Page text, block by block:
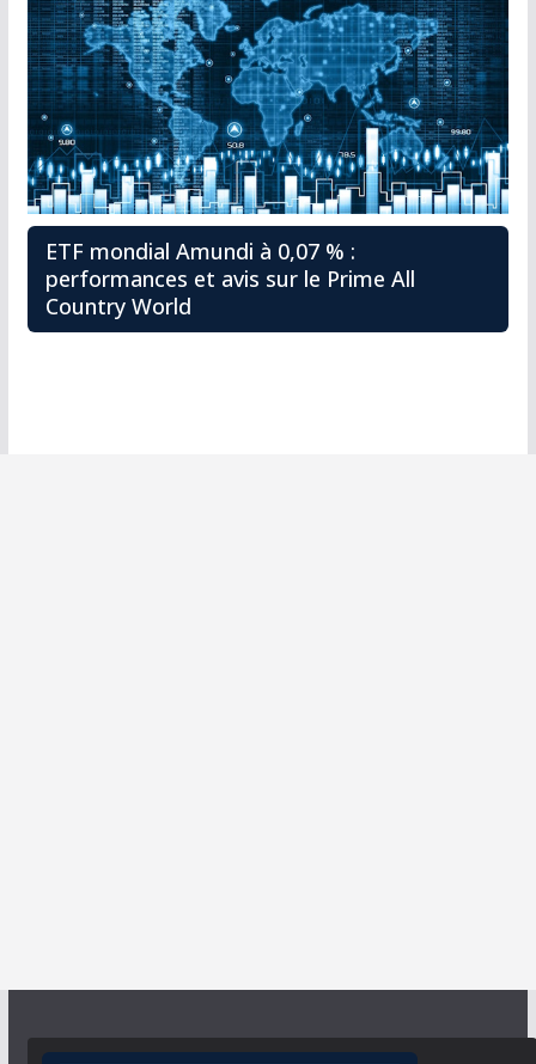
ETF mondial Amundi à 0,07 % :
performances et avis sur le Prime All
Country World